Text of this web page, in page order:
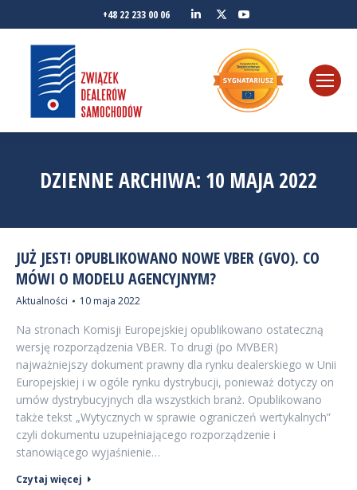
+48 22 233 00 06
Linkedin
Twitter
DZIENNE ARCHIWA: 10 MAJA 2022
JUŻ JEST! OPUBLIKOWANO NOWE VBER (GVO). CO
MÓWI O MODELU AGENCYJNYM?
Aktualności 10 maja 2022
Na stronach Komisji Europejskiej opublikowano ostateczną
wersję rozporządzenia VBER. To drugi (po MVBER)
najważniejszy dokument prawny dla rynku dealerskiego w Unii
Europejskiej i w ogóle rynku dystrybucji, ponieważ dotyczy on
umów dystrybucyjnych dla wszystkich branż. Opublikowano
także tekst „Wytycznych w sprawie ograniczeń wertykalnych”
czyli dokumentu uzupełniającego rozporządzenie i
stanowiącego wyjaśnienie…
Czytaj więcej